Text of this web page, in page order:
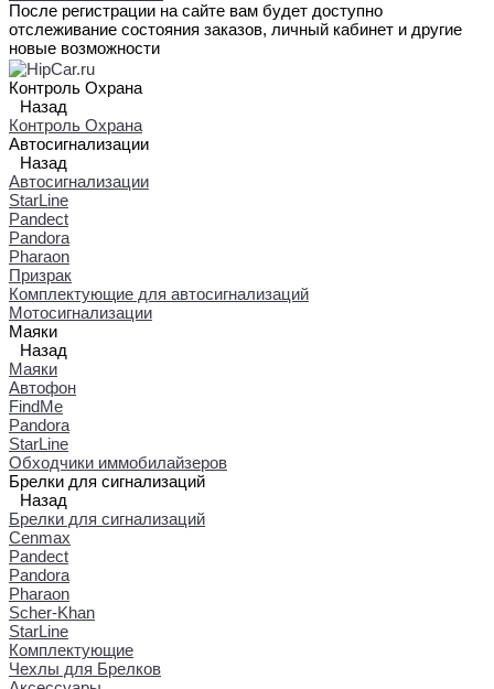
После регистрации на сайте вам будет доступно
отслеживание состояния заказов, личный кабинет и другие
новые возможности
Контроль Охрана
Назад
Контроль Охрана
Автосигнализации
Назад
Автосигнализации
StarLine
Pandect
Pandora
Pharaon
Призрак
Комплектующие для автосигнализаций
Мотосигнализации
Маяки
Назад
Маяки
Автофон
FindMe
Pandora
StarLine
Обходчики иммобилайзеров
Брелки для сигнализаций
Назад
Брелки для сигнализаций
Cenmax
Pandect
Pandora
Pharaon
Scher-Khan
StarLine
Комплектующие
Чехлы для Брелков